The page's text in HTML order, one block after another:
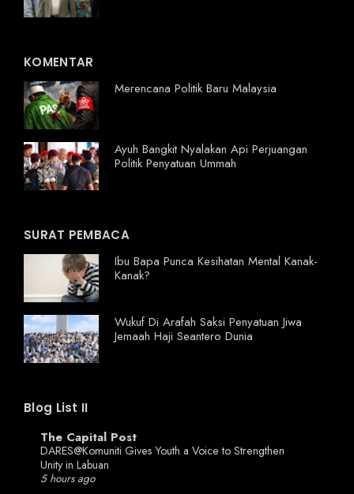
KOMENTAR
Merencana Politik Baru Malaysia
Ayuh Bangkit Nyalakan Api Perjuangan
Politik Penyatuan Ummah
SURAT PEMBACA
Ibu Bapa Punca Kesihatan Mental Kanak-
Kanak?
Wukuf Di Arafah Saksi Penyatuan Jiwa
Jemaah Haji Seantero Dunia
Blog List II
The Capital Post
DARES@Komuniti Gives Youth a Voice to Strengthen
Unity in Labuan
5 hours ago